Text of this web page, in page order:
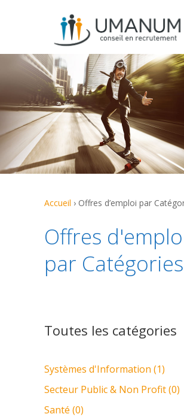
Accueil › Offres d’emploi par
Offres
par Catégories
Toutes les catégories
Systèmes d'Information (1)
Secteur Public & Non Profit (0)
Santé (0)